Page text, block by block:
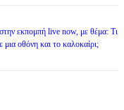
εκπομπή live now, με θέμα: Τι
μια οθόνη και το καλοκαίρι;